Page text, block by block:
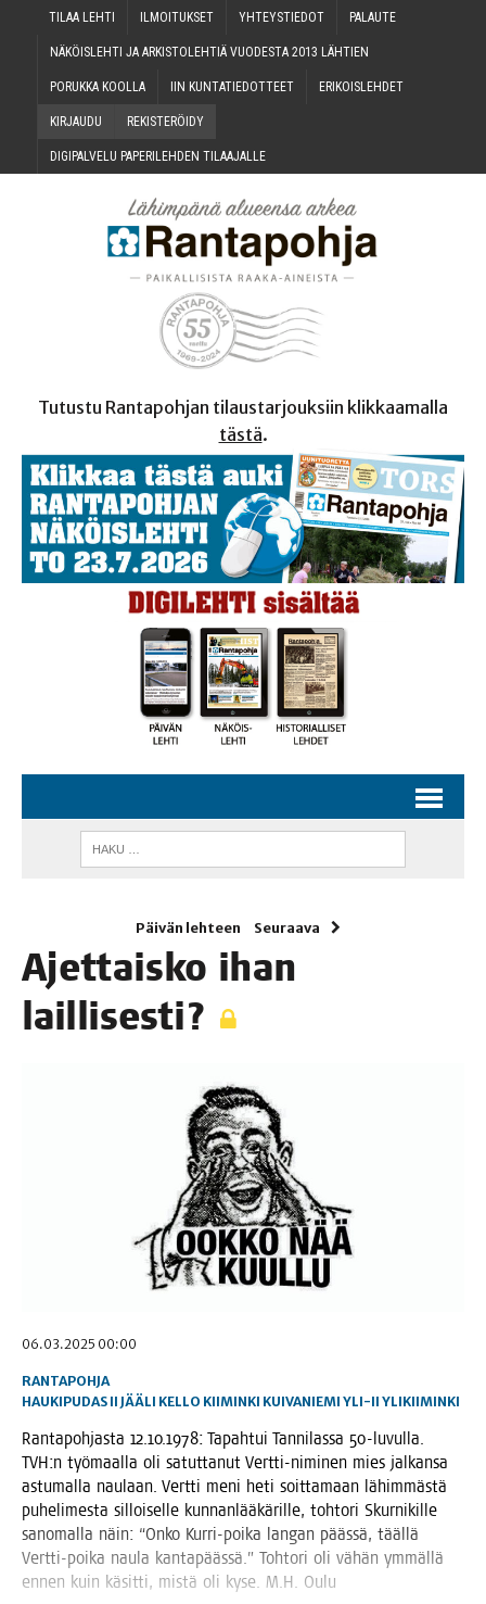
TILAA LEH­TI ILMOI­TUK­SET YHTEYS­TIE­DOT PALAU­TE
NÄKÖIS­LEH­TI JA ARKIS­TO­LEH­TIÄ VUO­DES­TA 2013 LÄHTIEN
PORUK­KA KOOLLA IIN KUN­TA­TIE­DOT­TEET ERI­KOIS­LEH­DET
KIR­JAU­DU REKIS­TE­RÖI­DY
DIGI­PAL­VE­LU PAPE­RI­LEH­DEN TILAAJALLE
Tutustu Rantapohjan tilaustarjouksiin klikkaamalla
tästä.
Päivän lehteen Seuraava
Ajet­tais­ko ihan
laillisesti?
06.03.2025 00:00
RANTAPOHJA
HAUKIPUDAS II JÄÄLI KELLO KIIMINKI KUIVANIEMI YLI-II YLIKIIMINKI
Ran­ta­poh­jas­ta 12.10.1978: Tapah­tui Tan­ni­las­sa 50-luvul­la.
TVH:n työ­maal­la oli satut­ta­nut Vert­ti-nimi­nen mies jal­kan­sa
astu­mal­la nau­laan. Vert­ti meni heti soit­ta­maan lähim­mäs­tä
puhe­li­mes­ta sil­loi­sel­le kun­nan­lää­kä­ril­le, toh­to­ri Skur­ni­kil­le
sano­mal­la näin: “Onko Kur­ri-poi­ka lan­gan pääs­sä, tääl­lä
Vert­ti-poi­ka nau­la kan­ta­pääs­sä.” Toh­to­ri oli vähän ymmäl­lä
ennen kuin käsit­ti, mis­tä oli kyse. M.H. Oulu